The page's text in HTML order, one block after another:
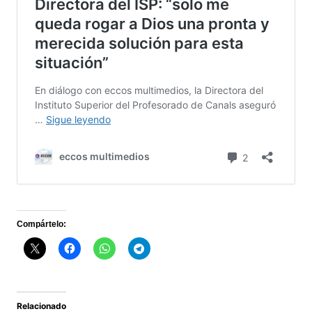
Compártelo:
Relacionado